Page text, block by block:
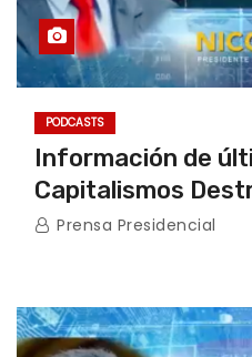
PODCASTS
Información de
Capitalismos
Prensa Presidencial